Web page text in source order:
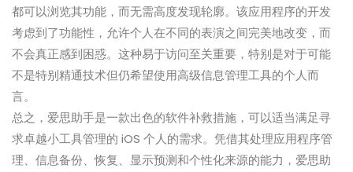
都可以浏览其功能，而无需高度发现轮廓。该应用程序的开发
考虑到了功能性，允许个人在不同的表演之间完美地改变，而
不会真正感到困惑。这种易于访问至关重要，特别是对于可能
不是特别精通技术但仍希望使用高级信息管理工具的个人而
言。
总之，爱思助手是一款出色的软件补救措施，可以适当满足寻
求卓越小工具管理的 iOS 个人的需求。凭借其处理应用程序管
理、信息备份、恢复、显示预测和个性化来源的能力，爱思助